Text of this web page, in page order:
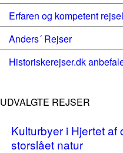
Erfaren og kompetent
Anders´ Rejser
Historiskerejser.dk
UDVALGTE REJSER
Kulturbyer i Hjertet af
storslået natur